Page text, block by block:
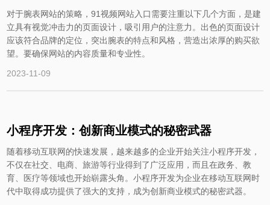
对于腕表网站的策略，91视频网站入口需要注重以下几个方面，是建
立具有视觉冲击力的页面设计，吸引用户的注意力。出色的页面设计
应该符合品牌的定位，突出腕表的特点和风格，营造出浓厚的购买欲
望。要确保网站的内容质量和专业性。
2023-11-09
小程序开发：创新商业模式的秘密武器
随着移动互联网的快速发展，越来越多的企业开始关注小程序开发，
不仅在社交、电商、旅游等行业得到了广泛应用，而且在政务、教
育、医疗等领域也开始崭露头角。小程序开发为企业在移动互联网时
代中取得成功提供了强大的支持，成为创新商业模式的秘密武器。